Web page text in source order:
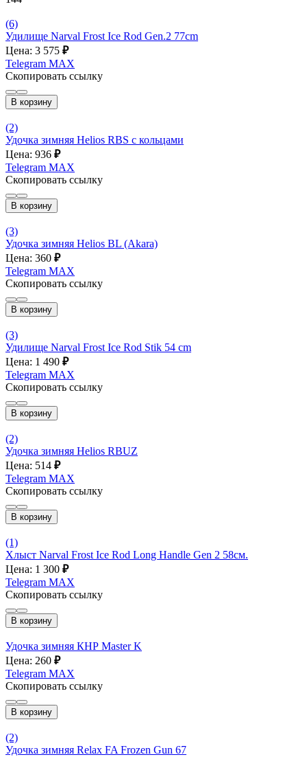
(6)
Удилище Narval Frost Ice Rod Gen.2 77cm
Цена: 3 575 ₽
Telegram MAX
Скопировать ссылку
В корзину
(2)
Удочка зимняя Helios RBS с кольцами
Цена: 936 ₽
Telegram MAX
Скопировать ссылку
В корзину
(3)
Удочка зимняя Helios BL (Akara)
Цена: 360 ₽
Telegram MAX
Скопировать ссылку
В корзину
(3)
Удилище Narval Frost Ice Rod Stik 54 cm
Цена: 1 490 ₽
Telegram MAX
Скопировать ссылку
В корзину
(2)
Удочка зимняя Helios RBUZ
Цена: 514 ₽
Telegram MAX
Скопировать ссылку
В корзину
(1)
Хлыст Narval Frost Ice Rod Long Handle Gen 2 58см.
Цена: 1 300 ₽
Telegram MAX
Скопировать ссылку
В корзину
Удочка зимняя КНР Master K
Цена: 260 ₽
Telegram MAX
Скопировать ссылку
В корзину
(2)
Удочка зимняя Relax FA Frozen Gun 67